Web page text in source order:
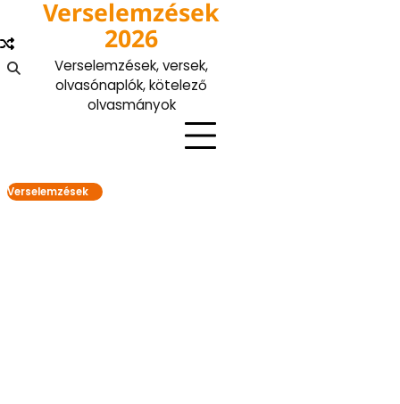
content
Verselemzések
2026
Verselemzések, versek,
olvasónaplók, kötelező
olvasmányok
Verselemzések